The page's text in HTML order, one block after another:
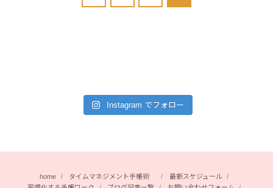
Instagram でフォロー
home タイムマネジメント手帳術
最新スケジュール